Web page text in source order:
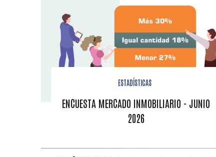
ESTADÍSTICAS
ENCUESTA MERCADO INMOBILIARIO - JUNIO
2026